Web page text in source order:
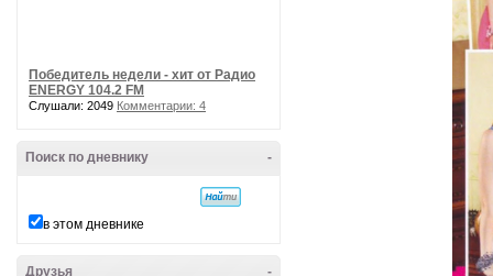
Победитель недели - хит от Радио
ENERGY 104.2 FM
Слушали: 2049 Комментарии: 4
-
Поиск по дневнику
в этом дневнике
-
Друзья